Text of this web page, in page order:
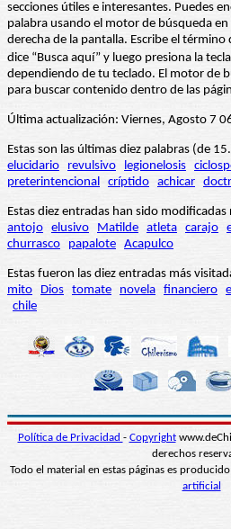
secciones útiles e interesantes. Puedes
palabra usando el motor de búsqueda
derecha de la pantalla. Escribe el término
dice “Busca aquí” y luego presiona la
dependiendo de tu teclado. El motor de
para buscar contenido dentro de las
Última actualización: Viernes, Agosto 7
Estas son las últimas diez palabras (de
elucidario
revulsivo legionelosis
preterintencional críptido achicar
Estas diez entradas han sido
antojo elusivo Matilde atleta carajo
churrasco
papalote Acapulco
Estas fueron las diez entradas más
mito
Dios tomate novela financiero
chile
Política de Privacidad - Copyright
derechos
Todo el material en estas páginas es
artificial